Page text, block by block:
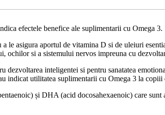
efectele benefice ale suplimentarii cu Omega 3.
le asigura aportul de vitamina D si de uleiuri
ochilor si a sistemului nervos impreuna cu
inteligentei si pentru sanatatea
indicat utilitatea suplimentarii cu Omega 3 la
și DHA (acid docosahexaenoic) care